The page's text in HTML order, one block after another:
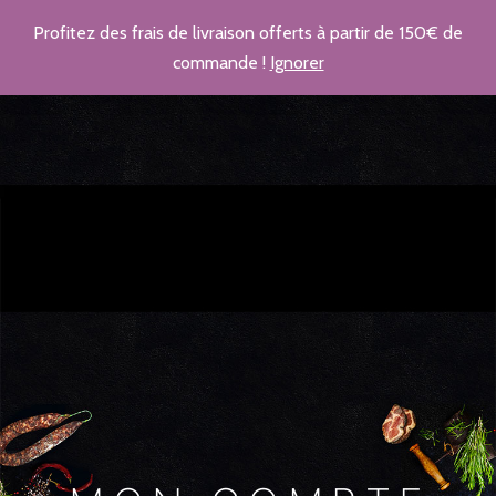
Profitez des frais de livraison offerts à partir de 150€ de
commande ! Ignorer